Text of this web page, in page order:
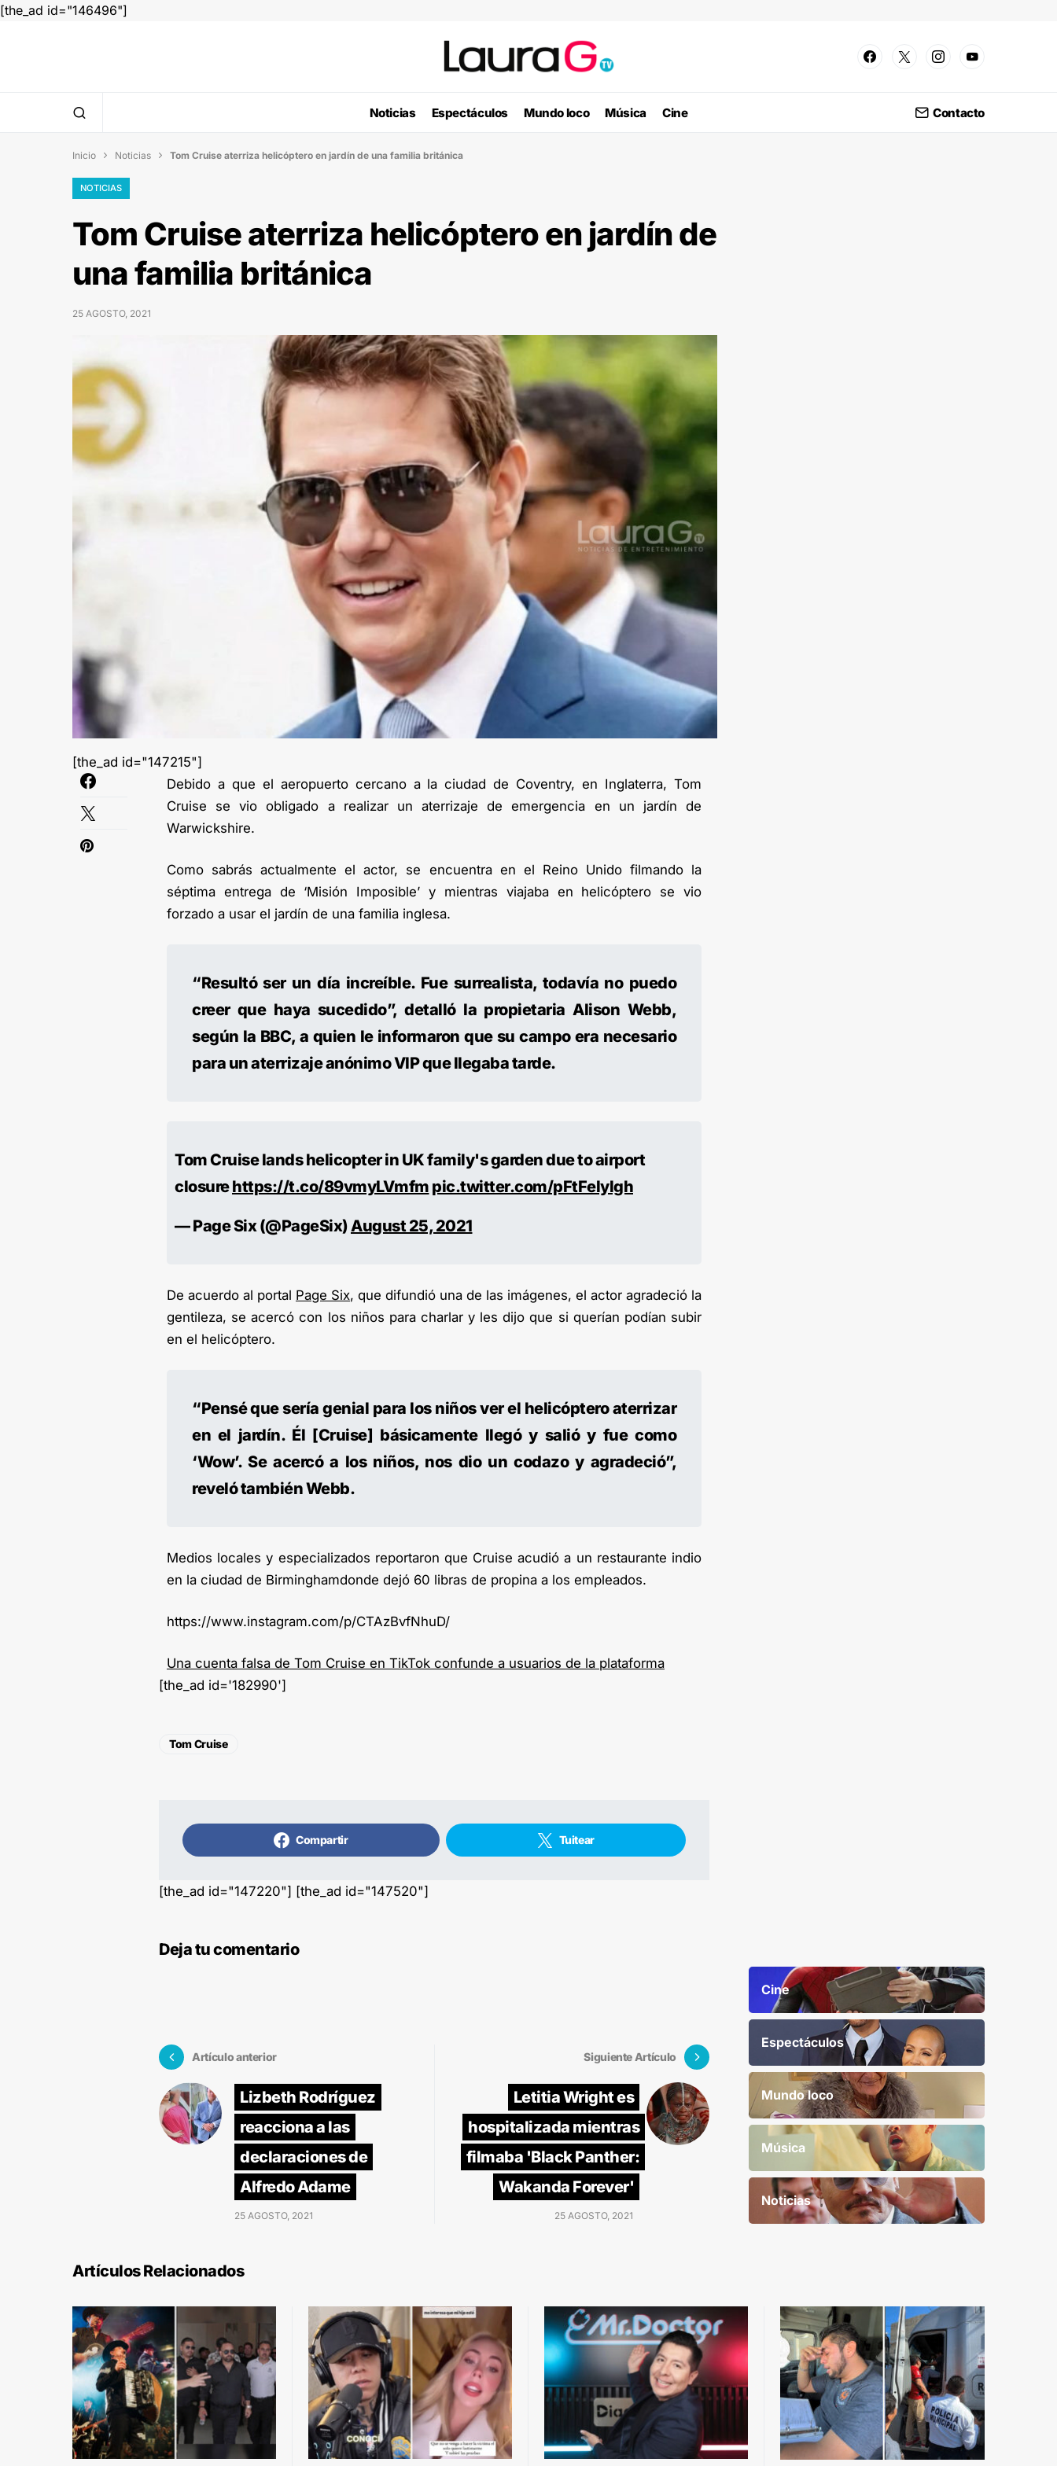
[the_ad id="146496"]
Noticias Espectáculos Mundo loco Música Cine Contacto
Inicio  Noticias  Tom Cruise aterriza helicóptero en jardín de una familia británica
NOTICIAS
Tom Cruise aterriza helicóptero en jardín de
una familia británica
25 AGOSTO, 2021
[the_ad id="147215"]
Debido a que el aeropuerto cercano a la ciudad de Coventry, en Inglaterra, Tom
Cruise se vio obligado a realizar un aterrizaje de emergencia en un jardín de
Warwickshire.
Como sabrás actualmente el actor, se encuentra en el Reino Unido filmando la
séptima entrega de ‘Misión Imposible’ y mientras viajaba en helicóptero se vio
forzado a usar el jardín de una familia inglesa.
“Resultó ser un día increíble. Fue surrealista, todavía no puedo
creer que haya sucedido”, detalló la propietaria Alison Webb,
según la BBC, a quien le informaron que su campo era necesario
para un aterrizaje anónimo VIP que llegaba tarde.
Tom Cruise lands helicopter in UK family's garden due to airport
closurehttps://t.co/89vmyLVmfm pic.twitter.com/pFtFelylgh
— Page Six (@PageSix) August 25, 2021
De acuerdo al portal Page Six, que difundió una de las imágenes, el actor agradeció la
gentileza, se acercó con los niños para charlar y les dijo que si querían podían subir
en el helicóptero.
“Pensé que sería genial para los niños ver el helicóptero aterrizar
en el jardín. Él [Cruise] básicamente llegó y salió y fue como
‘Wow’. Se acercó a los niños, nos dio un codazo y agradeció”,
reveló también Webb.
Medios locales y especializados reportaron que Cruise acudió a un restaurante indio
en la ciudad de Birminghamdonde dejó 60 libras de propina a los empleados.
https://www.instagram.com/p/CTAzBvfNhuD/
Una cuenta falsa de Tom Cruise en TikTok confunde a usuarios de la plataforma
[the_ad id='182990']
Tom Cruise
Compartir Tuitear
[the_ad id="147220"] [the_ad id="147520"]
Deja tu comentario
Artículo anterior
Lizbeth Rodríguez
reacciona a las
declaraciones de
Alfredo Adame
25 AGOSTO, 2021
Siguiente Artículo
Letitia Wright es
hospitalizada mientras
filmaba 'Black Panther:
Wakanda Forever'
25 AGOSTO, 2021
Cine
Espectáculos
Mundo loco
Música
Noticias
Artículos Relacionados